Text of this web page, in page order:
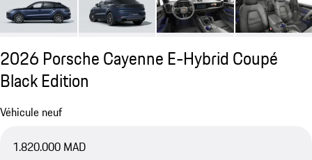
2026 Porsche Cayenne E-Hybrid Coupé
Black Edition
Véhicule neuf
1.820.000 MAD